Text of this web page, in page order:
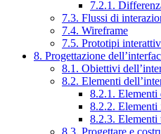
7.2.1.
7.3. Flussi di
7.4. Wireframe
7.5. Prototipi
8. Progettazione
8.1. Obiettivi
8.2. Elementi
8.2.1. Elementi
8.2.2. Elementi
8.2.3. Elementi
8.3. Progettare e